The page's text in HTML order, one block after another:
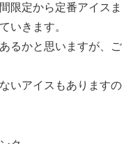
限定から定番アイスま
いきます。
るかと思いますが、ご
いアイスもありますの